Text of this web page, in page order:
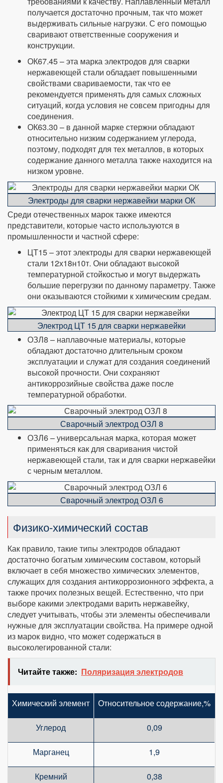
получается достаточно прочным, так что может
выдерживать сильные нагрузки. С его помощью
сваривают ответственные сооружения и
конструкции.
ОК67.45 – эта марка электродов для сварки
нержавеющей стали обладает повышенными
свойствами свариваемости, так что ее
рекомендуется применять для самых сложных
ситуаций, когда условия не совсем пригодны для
соединения.
ОК63.30 – в данной марке стержни обладают
относительно низким содержанием углерода,
поэтому, подходят для тех металлов, в которых
содержание данного металла также находится на
низком уровне.
Электроды для сварки нержавейки марки ОК
Среди отечественных марок также имеются
представители, которые часто используются в
промышленности и частной сфере:
ЦТ15 – этот электроды для сварки нержавеющей
стали 12х18н10т. Они обладают высокой
температурной стойкостью и могут выдержать
большие перегрузки по данному параметру. Также
они оказываются стойкими к химическим средам.
Электрод ЦТ 15 для сварки нержавейки
ОЗЛ8 – наплавочные материалы, которые
обладают достаточно длительным сроком
эксплуатации и служат для создания соединений
высокой прочности. Они сохраняют
антикоррозийные свойства даже после
температурной обработки.
Сварочный электрод ОЗЛ 8
ОЗЛ6 – универсальная марка, которая может
применяться как для сваривания чистой
нержавеющей стали, так и для сварки нержавейки
с черным металлом.
Сварочный электрод ОЗЛ 6
Физико-химический состав
Как правило, такие типы электродов обладают
достаточно богатым химическим составом, который
включает в себя множество химических элементов,
служащих для создания антикоррозионного эффекта, а
также прочих полезных вещей. Естественно, что при
выборе какими электродами варить нержавейку,
следует учитывать, чтобы эти элементы обеспечивали
нужные для эксплуатации свойства. На примере одной
из марок видно, что может содержаться в
высоколегированной стали:
Читайте также: Поляризация электродов
Химический элемент Относительное содержание,%
Углерод 0,09
Марганец 1,9
Кремний 0,38